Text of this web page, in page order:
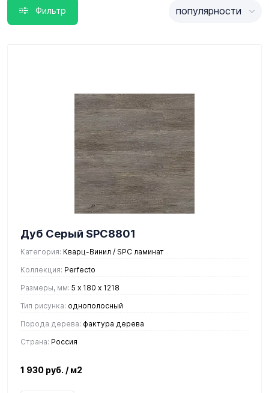
Фильтр популярности
Дуб Серый SPC8801
Категория: Кварц-Винил / SPC ламинат
Коллекция: Perfecto
Размеры, мм: 5 х 180 х 1218
Тип рисунка: однополосный
Порода дерева: фактура дерева
Страна: Россия
1 930 руб. / м2